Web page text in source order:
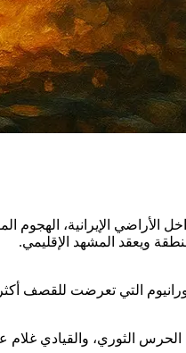
الإيرانية، الهجوم
ويعقد المشهد الإقليمي.
التي تعرضت للقصف
الثوري، والقيادي غلام